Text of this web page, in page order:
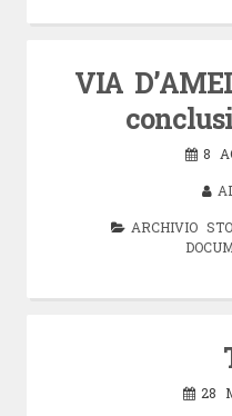
VIA
8
ARCHIVIO
28